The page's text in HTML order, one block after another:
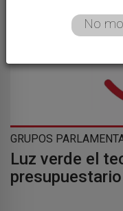
GRUPOS
Luz verde el
No